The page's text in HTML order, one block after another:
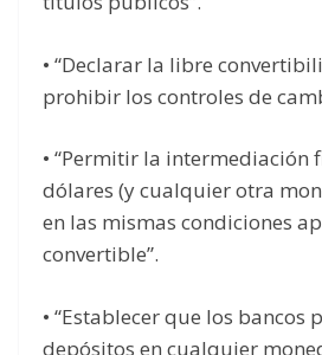
• “Declarar la libre
prohibir los controles de
• “Permitir la intermediación
dólares (y cualquier otra
en las mismas condiciones
convertible”.
• “Establecer que los
depósitos en cualquier